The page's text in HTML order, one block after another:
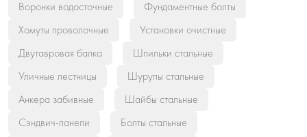
Воронки водосточные
Фундаментные болты
Хомуты проволочные
Установки очистные
Двутавровая балка
Шпильки стальные
Уличные лестницы
Шурупы стальные
Анкера забивные
Шайбы стальные
Сэндвич-панели
Болты стальные